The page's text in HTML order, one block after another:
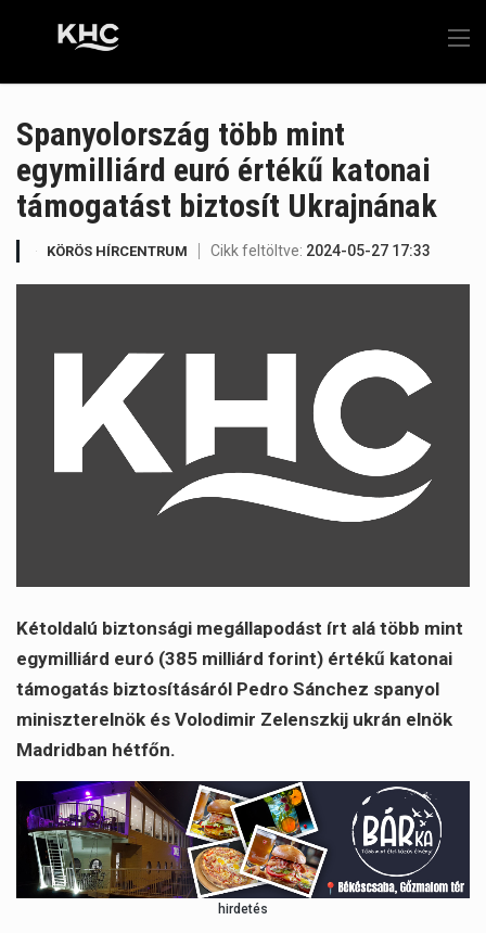
Spanyolország több mint
egymilliárd euró értékű katonai
támogatást biztosít Ukrajnának
KÖRÖS HÍRCENTRUM Cikk feltöltve: 2024-05-27 17:33
Kétoldalú biztonsági megállapodást írt alá több mint
egymilliárd euró (385 milliárd forint) értékű katonai
támogatás biztosításáról Pedro Sánchez spanyol
miniszterelnök és Volodimir Zelenszkij ukrán elnök
Madridban hétfőn.
hirdetés